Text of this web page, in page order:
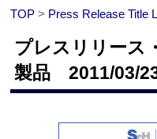
TOP > Press Release Title
プレスリリース
製品 2011/03/